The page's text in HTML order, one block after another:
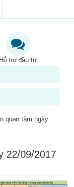
Hỗ trợ đầu tư
quan tâm ngày
22/09/2017